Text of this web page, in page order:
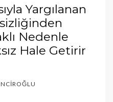
Yargılanan
Nedenle
Hale Getirir